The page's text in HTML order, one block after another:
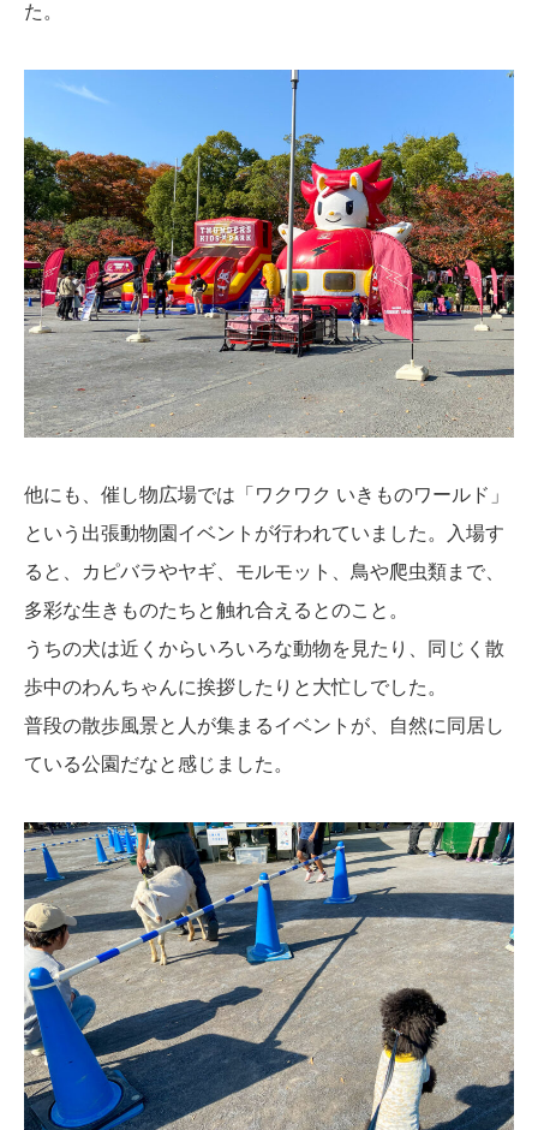
た。
他にも、催し物広場では「ワクワク いきものワールド」
という出張動物園イベントが行われていました。入場す
ると、カピバラやヤギ、モルモット、鳥や爬虫類まで、
多彩な生きものたちと触れ合えるとのこと。
うちの犬は近くからいろいろな動物を見たり、同じく散
歩中のわんちゃんに挨拶したりと大忙しでした。
普段の散歩風景と人が集まるイベントが、自然に同居し
ている公園だなと感じました。